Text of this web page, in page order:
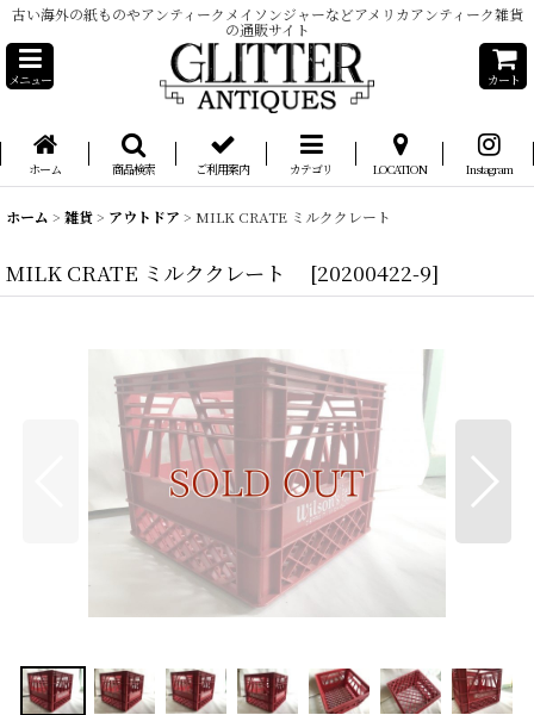
古い海外の紙ものやアンティークメイソンジャーなどアメリカアンティーク雑貨
の通販サイト
メニュー カート
ホーム 商品検索 ご利用案内 カテゴリ LOCATION Instagram
ホーム > 雑貨> アウトドア > MILK CRATE ミルククレート
MILK CRATE ミルククレート [20200422-9]